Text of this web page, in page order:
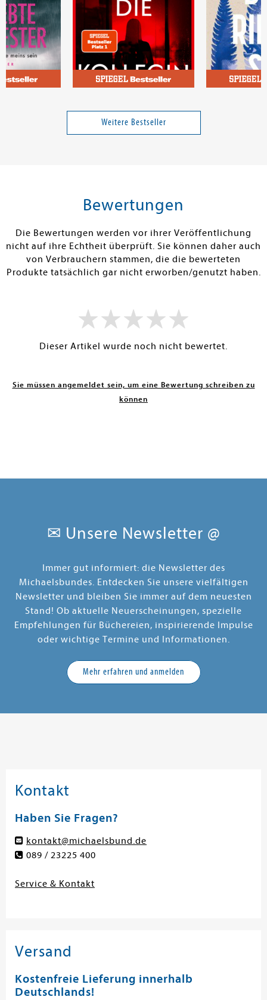
Die Kollegin - Wer hat sie so
sehr gehasst, dass sie
sterben musste?
Warenkorb
Weitere Bestseller
Bewertungen
Die Bewertungen werden vor ihrer Veröffentlichung
nicht auf ihre Echtheit überprüft. Sie können daher auch
von Verbrauchern stammen, die die bewerteten
Produkte tatsächlich gar nicht erworben/genutzt haben.
Dieser Artikel wurde noch nicht bewertet.
Sie müssen angemeldet sein, um eine Bewertung schreiben zu
können
✉ Unsere Newsletter @
Immer gut informiert: die Newsletter des
Michaelsbundes. Entdecken Sie unsere vielfältigen
Newsletter und bleiben Sie immer auf dem neuesten
Stand! Ob aktuelle Neuerscheinungen, spezielle
Empfehlungen für Büchereien, inspirierende Impulse
oder wichtige Termine und Informationen.
Mehr erfahren und anmelden
Kontakt
Haben Sie Fragen?
kontakt@michaelsbund.de
089 / 23225 400
Service & Kontakt
Versand
Kostenfreie Lieferung innerhalb
Deutschlands!